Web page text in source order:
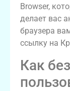
Browser,
делает вас
браузера
ссылку на
Как